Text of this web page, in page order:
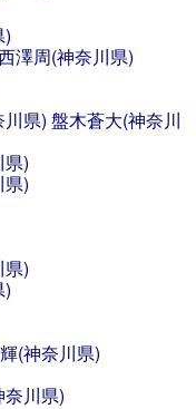
澤周(神奈川県)
県) 盤木蒼大(神奈川
)
)
)
(神奈川県)
川県)